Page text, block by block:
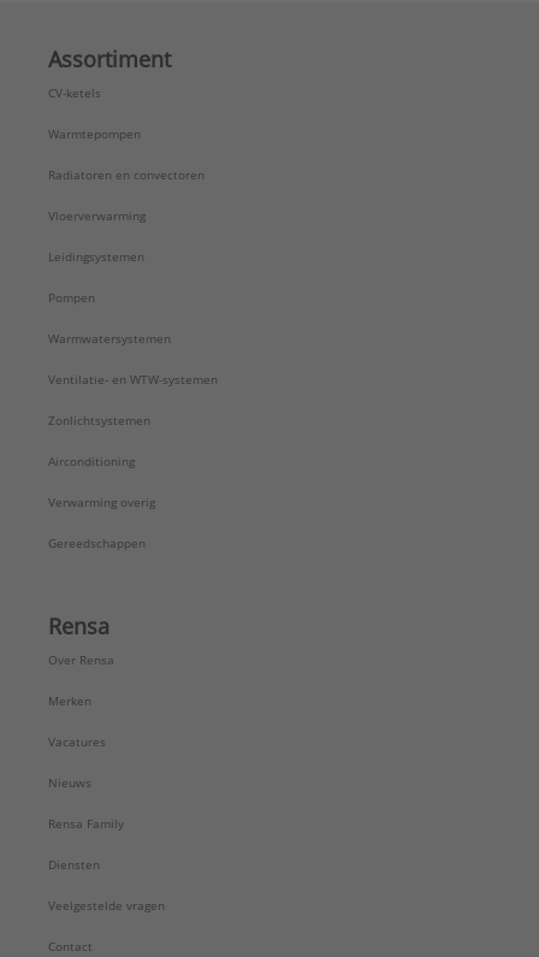
Assortiment
CV-ketels
Warmtepompen
Radiatoren en convectoren
Vloerverwarming
Leidingsystemen
Pompen
Warmwatersystemen
Ventilatie- en WTW-systemen
Zonlichtsystemen
Airconditioning
Verwarming overig
Gereedschappen
Rensa
Over Rensa
Merken
Vacatures
Nieuws
Rensa Family
Diensten
Veelgestelde vragen
Contact